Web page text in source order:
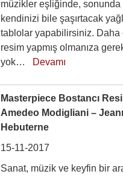
müzikler eşliğinde, sonunda
kendinizi bile şaşırtacak
tablolar yapabilirsiniz. Daha
resim yapmış olmanıza
yok… Devamı
Masterpiece Bostancı
Amedeo Modigliani –
Hebuterne
15-11-2017
Sanat, müzik ve keyfin bir